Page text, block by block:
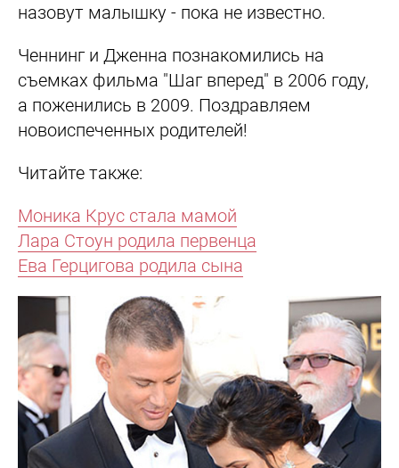
назовут малышку - пока не известно.
Ченнинг и Дженна познакомились на
съемках фильма "Шаг вперед" в 2006 году,
а поженились в 2009. Поздравляем
новоиспеченных родителей!
Читайте также:
Моника Крус стала мамой
Лара Стоун родила первенца
Ева Герцигова родила сына